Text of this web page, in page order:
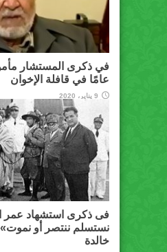
عامًا في قافلة الإخوان
9 يناير، 2020
فى ذكرى استشهاد عمر
نستسلم ننتصر أو نموت»
خالدة